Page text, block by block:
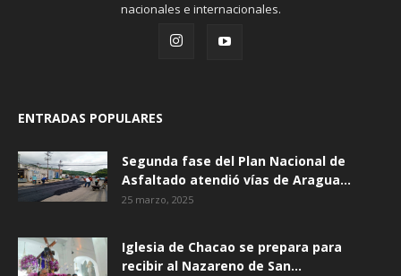
nacionales e internacionales.
ENTRADAS POPULARES
Segunda fase del Plan Nacional de
Asfaltado atendió vías de Aragua...
25 marzo, 2025
Iglesia de Chacao se prepara para
recibir al Nazareno de San...